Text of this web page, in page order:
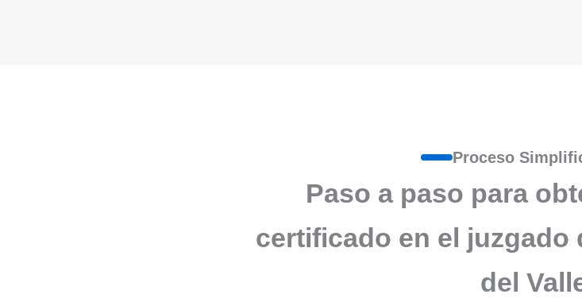
Proceso
Paso a paso para
certificado en el juzgado
del